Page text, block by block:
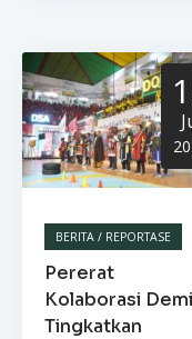
BERITA / REPORTASE
Pererat
Kolaborasi Demi
Tingkatkan